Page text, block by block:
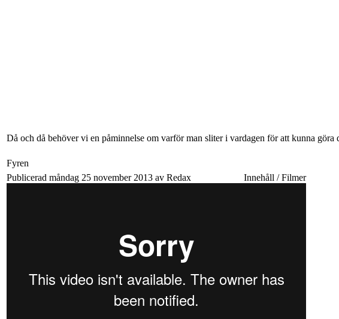
Då och då behöver vi en påminnelse om varför man sliter i vardagen för att kunna
Fyren
Publicerad måndag 25 november 2013 av Redax
Innehåll / Filmer